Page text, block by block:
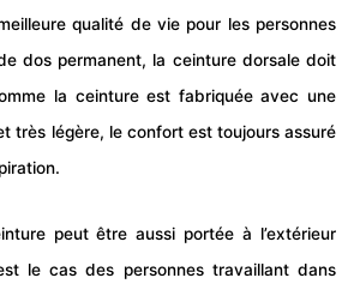
qualité de vie pour les personnes
dos permanent, la ceinture dorsale doit
la ceinture est fabriquée avec une
très légère, le confort est toujours assuré
peut être aussi portée à l’extérieur
le cas des personnes travaillant dans